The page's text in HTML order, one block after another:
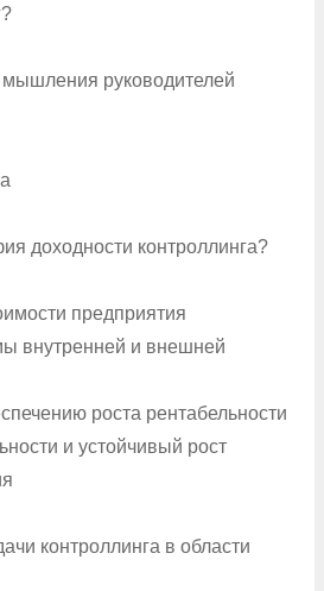
руководителей
доходности контроллинга?
предприятия
внутренней и внешней
роста рентабельности
и устойчивый рост
контроллинга в области